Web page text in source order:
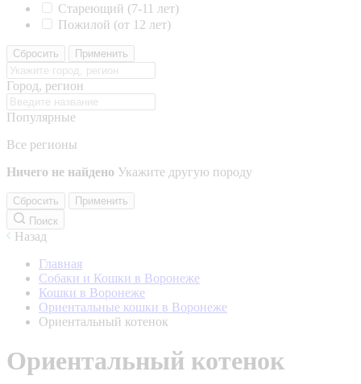
Стареющий (7-11 лет)
Пожилой (от 12 лет)
Сбросить Применить
Город, регион
Популярные
Все регионы
Ничего не найдено Укажите другую породу
Сбросить
Применить
Поиск
Назад
Главная
Собаки и Кошки в Воронеже
Кошки в Воронеже
Ориентальные кошки в Воронеже
Ориентальный котенок
Ориентальный котенок